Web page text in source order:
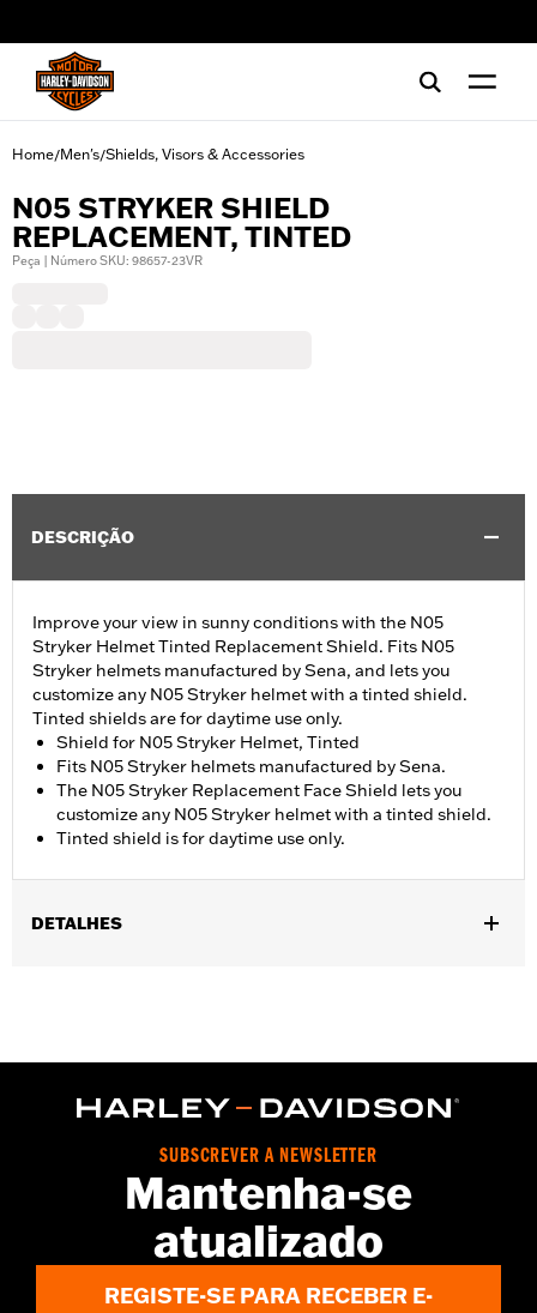
Home/Men's/Shields, Visors & Accessories
N05 STRYKER SHIELD
REPLACEMENT, TINTED
Peça | Número SKU: 98657-23VR
DESCRIÇÃO
Improve your view in sunny conditions with the N05
Stryker Helmet Tinted Replacement Shield. Fits N05
Stryker helmets manufactured by Sena, and lets you
customize any N05 Stryker helmet with a tinted shield.
Tinted shields are for daytime use only.
Shield for N05 Stryker Helmet, Tinted
Fits N05 Stryker helmets manufactured by Sena.
The N05 Stryker Replacement Face Shield lets you
customize any N05 Stryker helmet with a tinted shield.
Tinted shield is for daytime use only.
DETALHES
SUBSCREVER A NEWSLETTER
Mantenha-se
atualizado
REGISTE-SE PARA RECEBER E-